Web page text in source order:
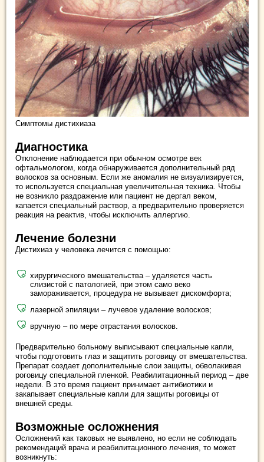
Симптомы дистихиаза
Диагностика
Отклонение наблюдается при обычном осмотре век
офтальмологом, когда обнаруживается дополнительный ряд
волосков за основным. Если же аномалия не визуализируется,
то используется специальная увеличительная техника. Чтобы
не возникло раздражение или пациент не дергал веком,
капается специальный раствор, а предварительно проверяется
реакция на реактив, чтобы исключить аллергию.
Лечение болезни
Дистихиаз у человека лечится с помощью:
хирургического вмешательства – удаляется часть
слизистой с патологией, при этом само веко
замораживается, процедура не вызывает дискомфорта;
лазерной эпиляции – лучевое удаление волосков;
вручную – по мере отрастания волосков.
Предварительно больному выписывают специальные капли,
чтобы подготовить глаз и защитить роговицу от вмешательства.
Препарат создает дополнительные слои защиты, обволакивая
роговицу специальной пленкой. Реабилитационный период – две
недели. В это время пациент принимает антибиотики и
закапывает специальные капли для защиты роговицы от
внешней среды.
Возможные осложнения
Осложнений как таковых не выявлено, но если не соблюдать
рекомендаций врача и реабилитационного лечения, то может
возникнуть: